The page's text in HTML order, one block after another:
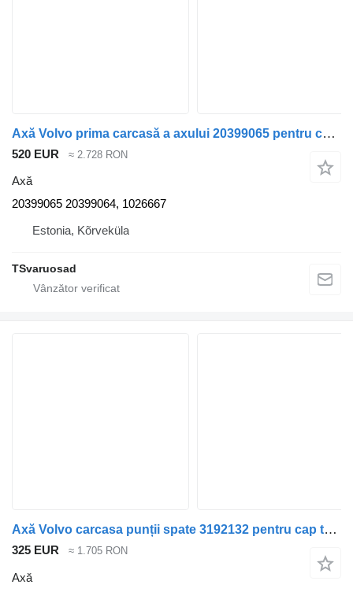
Axă Volvo prima carcasă a axului 20399065 pentru cap tractor Volvo FH12
520 EUR ≈ 2.728 RON
Axă
20399065 20399064, 1026667
Estonia, Kõrveküla
TSvaruosad
Axă Volvo carcasa punții spate 3192132 pentru cap tractor Volvo FH12
325 EUR ≈ 1.705 RON
Axă